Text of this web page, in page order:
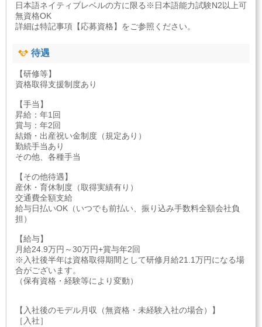
日本語ネイティブレベルの方に限る※日本語能力試験N2以上可
無資格OK
詳細は特記事項【応募資格】をご参照ください。
待遇
【研修等】
資格取得支援制度あり
【手当】
昇給：年1回
賞与：年2回
結婚・出産祝い金制度（規定あり）
勤続手当あり
その他、各種手当
【その他待遇】
産休・育休制度（取得実績有り）
交通費全額支給
給与日払いOK（いつでも前払い、振り込み手数料全額会社負
担）
【給与】
月給24.9万円～30万円+賞与年2回
※入社後半年は資格取得期間として研修月給21.1万円になる場
合がございます。
（保有資格・経験等により変動）
【入社後のモデル月収（無資格・未経験入社の場合）】
［入社］